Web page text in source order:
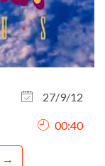
27/9/12
00:40